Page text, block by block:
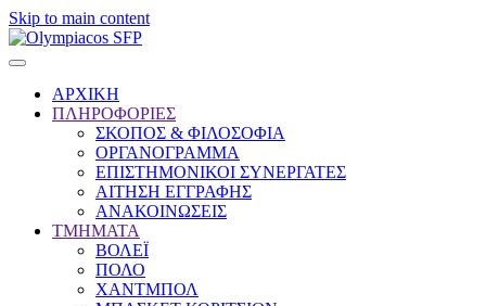
Skip to main content
ΑΡΧΙΚΗ
ΠΛΗΡΟΦΟΡΙΕΣ
ΣΚΟΠΟΣ & ΦΙΛΟΣΟΦΙΑ
ΟΡΓΑΝΟΓΡΑΜΜΑ
ΕΠΙΣΤΗΜΟΝΙΚΟΙ ΣΥΝΕΡΓΑΤΕΣ
ΑΙΤΗΣΗ ΕΓΓΡΑΦΗΣ
ΑΝΑΚΟΙΝΩΣΕΙΣ
ΤΜΗΜΑΤΑ
ΒΟΛΕΪ
ΠΟΛΟ
ΧΑΝΤΜΠΟΛ